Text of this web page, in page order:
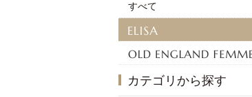
すべて
カテゴリから探す